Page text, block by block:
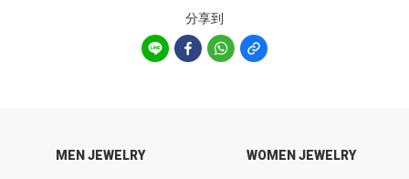
分享到
MEN JEWELRY WOMEN JEWELRY